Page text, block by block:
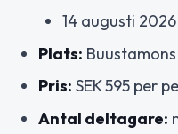
14 augusti 2026
Plats:
Pris: SEK 595 per
Antal deltagare: